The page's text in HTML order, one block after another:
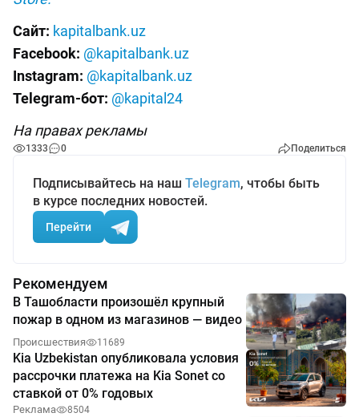
Сайт: kapitalbank.uz
Facebook: @kapitalbank.uz
Instagram: @kapitalbank.uz
Telegram-бот: @kapital24
На правах рекламы
1333 0 Поделиться
Подписывайтесь на наш Telegram, чтобы быть
в курсе последних новостей.
Перейти
Рекомендуем
В Ташобласти произошёл крупный
пожар в одном из магазинов — видео
Происшествия 11689
Kia Uzbekistan опубликовала условия
рассрочки платежа на Kia Sonet со
ставкой от 0% годовых
Реклама 8504